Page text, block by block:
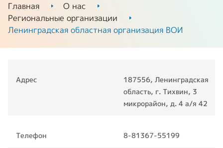
Главная
О нас
Региональные организации
Ленинградская областная организация ВОИ
Адрес
187556, Ленинградская
область, г. Тихвин, 3
микрорайон, д. 4 а/я 42
Телефон 8-81367-55199